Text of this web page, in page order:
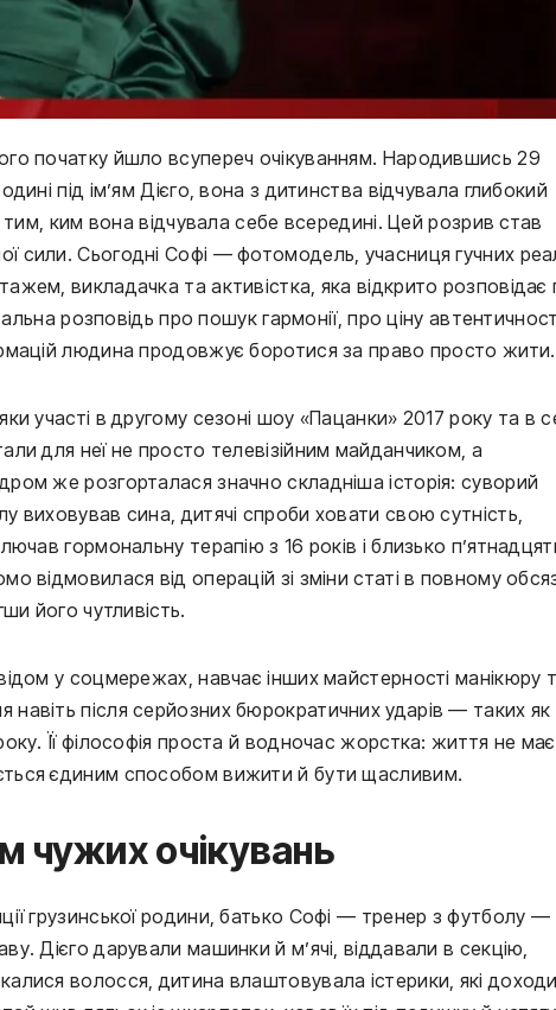
початку йшло всупереч очікуванням. Народившись 29
під ім’ям Дієго, вона з дитинства відчувала глибокий
ким вона відчувала себе всередині. Цей розрив став
сили. Сьогодні Софі — фотомодель, учасниця гучних
викладачка та активістка, яка відкрито розповідає
розповідь про пошук гармонії, про ціну
людина продовжує боротися за право просто жити.
участі в другому сезоні шоу «Пацанки» 2017 року та в
для неї не просто телевізійним майданчиком, а
же розгорталася значно складніша історія: суворий
виховував сина, дитячі спроби ховати свою сутність,
гормональну терапію з 16 років і близько
відмовилася від операцій зі зміни статі в повному
його чутливість.
у соцмережах, навчає інших майстерності манікюру
після серйозних бюрократичних ударів — таких як
Її філософія проста й водночас жорстка: життя не має
єдиним способом вижити й бути щасливим.
чужих очікувань
грузинської родини, батько Софі — тренер з футболу —
Дієго дарували машинки й м’ячі, віддавали в секцію,
волосся, дитина влаштовувала істерики, які